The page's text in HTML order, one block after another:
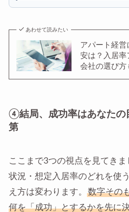
あわせて読みたい
アパート経営
安は？入居率
会社の選び方
④結局、成功率はあなたの
第
ここまで3つの視点を見てき
状況・想定入居率のどれを使
え方は変わります。
数字その
何を「成功」とするかを先に